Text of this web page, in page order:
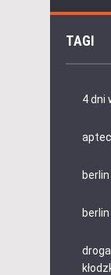
TAGI
4 dni